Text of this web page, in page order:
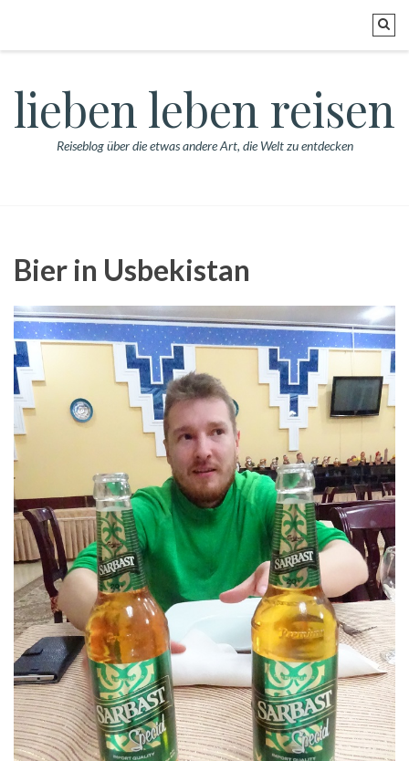
lieben leben reisen
Reiseblog über die etwas andere Art, die Welt zu entdecken
Bier in Usbekistan